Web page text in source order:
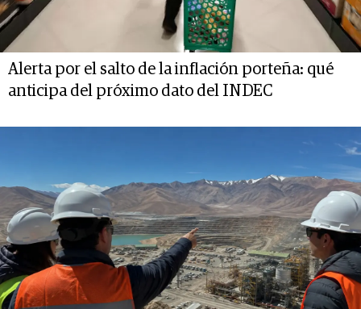
Alerta por el salto de la inflación porteña: qué
anticipa del próximo dato del INDEC